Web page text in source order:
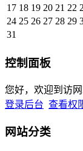
17 18 19 20 21 22
24 25 26 27 28 29
31
控制面板
您好，欢迎到访网
登录后台 查看权
网站分类